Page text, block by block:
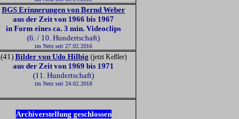
BGS Erinnerungen von Bernd Weber
aus der Zeit von 1966 bis 1967
in Form eines ca. 3 min. Videoclips
(6. / 10. Hundertschaft)
im Netz seit 27.02.2016
(41) Bilder von Udo Hilbig (jetzt Keßler)
aus der Zeit von 1969 bis 1971
(11. Hundertschaft)
im Netz seit 24.02.2018
Archiverstellung geschlossen